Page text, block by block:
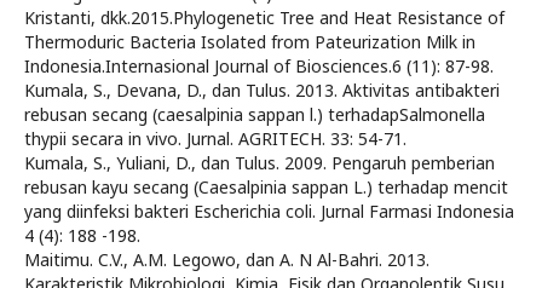
Kristanti, dkk.2015.Phylogenetic Tree and Heat Resistance of
Thermoduric Bacteria Isolated from Pateurization Milk in
Indonesia.Internasional Journal of Biosciences.6 (11): 87-98.
Kumala, S., Devana, D., dan Tulus. 2013. Aktivitas antibakteri
rebusan secang (caesalpinia sappan l.) terhadapSalmonella
thypii secara in vivo. Jurnal. AGRITECH. 33: 54-71.
Kumala, S., Yuliani, D., dan Tulus. 2009. Pengaruh pemberian
rebusan kayu secang (Caesalpinia sappan L.) terhadap mencit
yang diinfeksi bakteri Escherichia coli. Jurnal Farmasi Indonesia
4 (4): 188 -198.
Maitimu. C.V., A.M. Legowo, dan A. N Al-Bahri. 2013.